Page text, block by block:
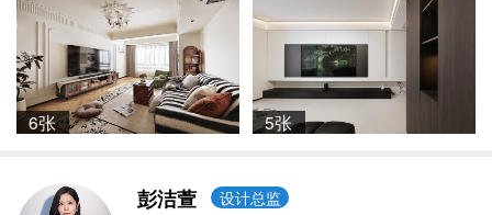
6张 5张
彭洁萱 设计总监